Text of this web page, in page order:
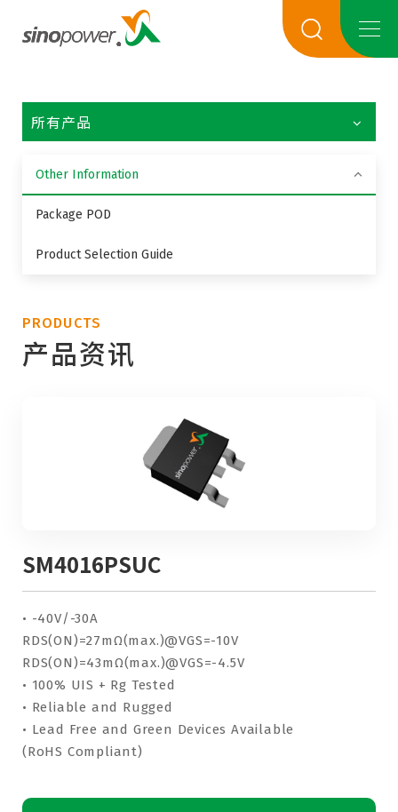
所有产品
Other Information
Package POD
Product Selection Guide
PRODUCTS
产品资讯
SM4016PSUC
• -40V/-30A
RDS(ON)=27mΩ(max.)@VGS=-10V
RDS(ON)=43mΩ(max.)@VGS=-4.5V
• 100% UIS + Rg Tested
• Reliable and Rugged
• Lead Free and Green Devices Available
(RoHS Compliant)